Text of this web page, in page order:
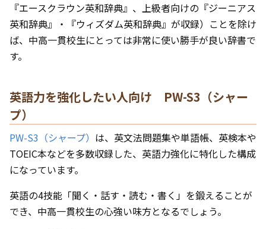
『エースクラウン英和辞典』、上級者向けの『ジーニアス
英和辞典』・『ウィズダム英和辞典』が収録）ことを除け
ば、中高一貫校生にとっては非常に使い勝手が良い辞書で
す。
英語力を強化したい人向け PW-S3（シャー
プ）
PW-S3（シャープ） は、英文法問題集や単語帳、英検本や
TOEIC本などを多数収録した、英語力強化に特化した構成
になっています。
英語の4技能「聞く・話す・読む・書く」を鍛えることが
でき、中高一貫校生の心強い味方となるでしょう。